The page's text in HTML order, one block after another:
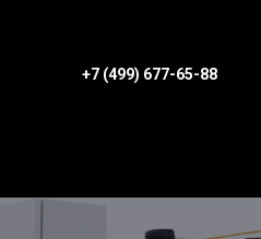
+7 (499) 677-65-88